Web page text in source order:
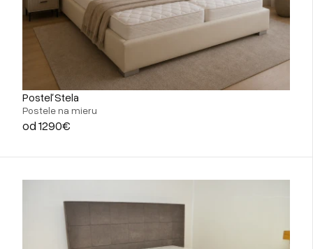
Posteľ Stela
Postele na mieru
od 1290€